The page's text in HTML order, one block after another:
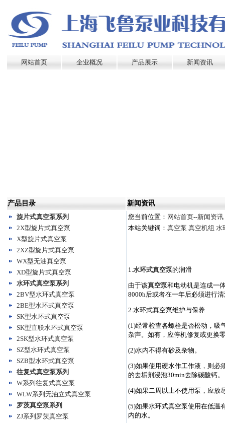
网站首页 企业概况 产品展示 新闻资讯
产品目录
新闻资讯
旋片式真空泵系列
2X型旋片式真空泵
X型旋片式真空泵
2XZ型旋片式真空泵
WX型无油真空泵
XD型旋片式真空泵
水环式真空泵系列
2BV型水环式真空泵
2BE型水环式真空泵
SK型水环式真空泵
SK型直联水环式真空泵
2SK型水环式真空泵
SZ型水环式真空泵
SZB型水环式真空泵
往复式真空泵系列
W系列往复式真空泵
WLW系列无油立式真空泵
罗茨真空泵系列
ZJ系列罗茨真空泵
您当前位置： 网站首页--新闻资讯
本站关键词： 真空泵 真空机组 水
1.水环式真空泵的润滑
由于该真空泵和电动机是连成一
8000h后或者在一年后必须进行
2.水环式真空泵维护与保养
(1)经常检查各螺栓是否松动，吸
杂声。如有，应停机修复或更换
(2)水内不得有砂及杂物。
(3)如果使用硬水作工作液，则必
的去垢剂浸泡30min去除碳酸钙。
(4)如果二周以上不使用泵，应放
(5)如果水环式真空泵使用在低温
内的水。